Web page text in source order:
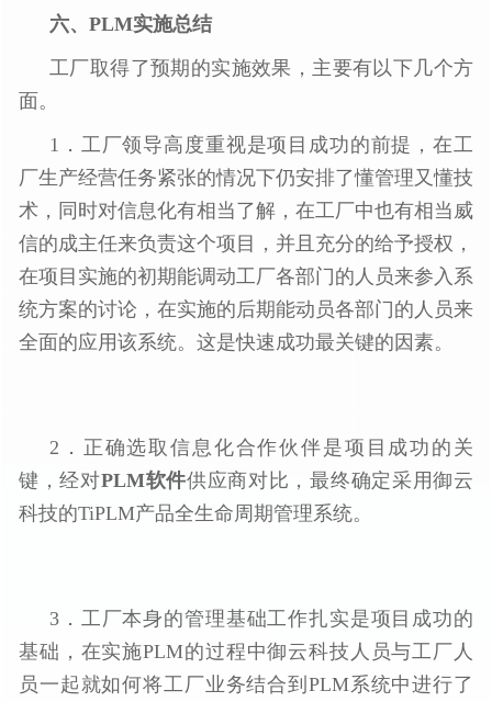
六、PLM实施总结
工厂取得了预期的实施效果，主要有以下几个方
面。
1．工厂领导高度重视是项目成功的前提，在工
厂生产经营任务紧张的情况下仍安排了懂管理又懂技
术，同时对信息化有相当了解，在工厂中也有相当威
信的成主任来负责这个项目，并且充分的给予授权，
在项目实施的初期能调动工厂各部门的人员来参入系
统方案的讨论，在实施的后期能动员各部门的人员来
全面的应用该系统。这是快速成功最关键的因素。
2．正确选取信息化合作伙伴是项目成功的关
键，经对PLM软件供应商对比，最终确定采用御云
科技的TiPLM产品全生命周期管理系统。
3．工厂本身的管理基础工作扎实是项目成功的
基础，在实施PLM的过程中御云科技 人员与工厂人
员一起就如何将工厂业务结合到PLM系统中进行了